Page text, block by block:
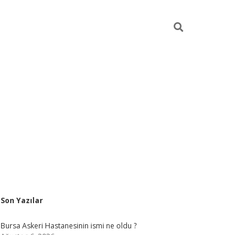
Sidebar
Son Yazılar
Bursa Askeri Hastanesinin ismi ne oldu ?